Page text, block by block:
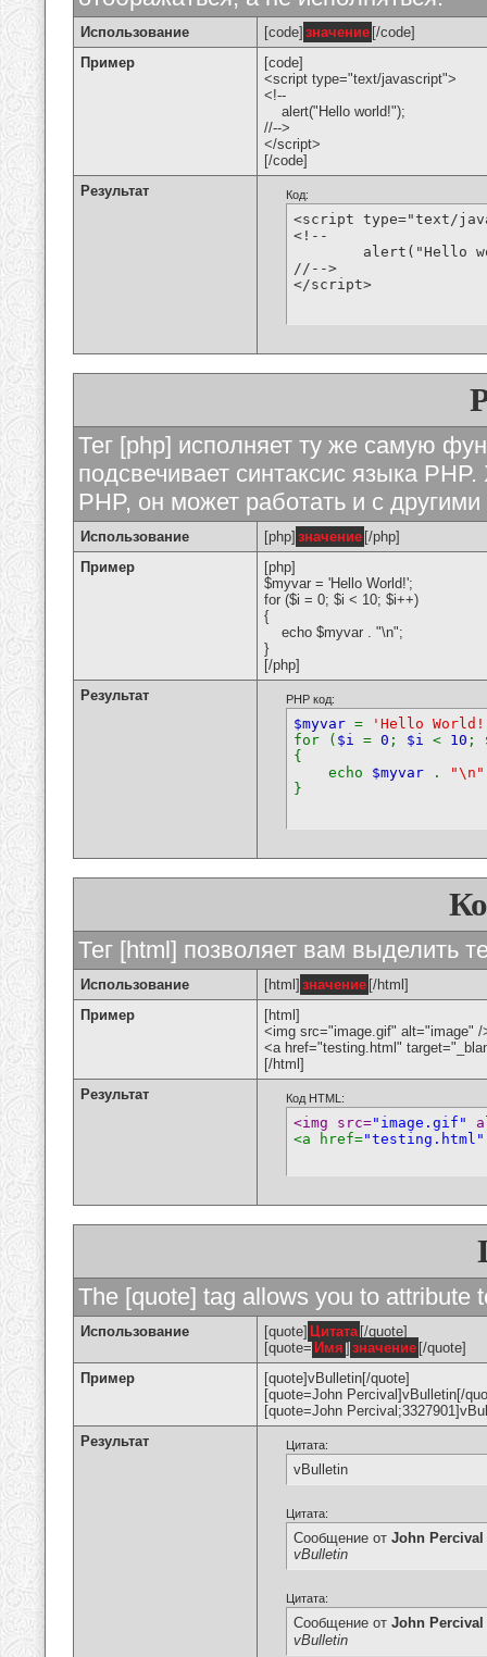
Использование [code] значение [/code]
Пример
[code]
<script type="text/javascript">
<!--
alert("Hello world!");
//-->
</script>
[/code]
Результат
Код:
<script type="text/
<!--
//-->
</script>
Тег [php] исполняет ту же самую
подсвечивает синтаксис языка
PHP, он может работать и с
Использование [php] значение [/php]
Пример
[php]
$myvar = 'Hello World!';
for ($i = 0; $i < 10; $i++)
{
echo $myvar . "\n";
}
[/php]
Результат
PHP код:
$myvar =
'Hello
for ( $i = 0 ; $i < 10 ;
{
echo $myvar . "\n"
}
Тег [html] позволяет вам выделить
Использование [html] значение [/html]
Пример
[html]
<img src="image.gif" alt="image" /
<a href="testing.html"
[/html]
Результат
Код HTML:
<img src="image.gif"
<a href="testing.html"
The [quote] tag allows you to attribute
Использование [quote] Цитата [/quote]
[quote= Имя ] значение [/quote]
Пример
[quote]vBulletin[/quote]
[quote=John Percival]vBulletin[/
[quote=John
Результат
Цитата:
vBulletin
Цитата:
Сообщение от John Percival
vBulletin
Цитата:
Сообщение от John Percival
vBulletin